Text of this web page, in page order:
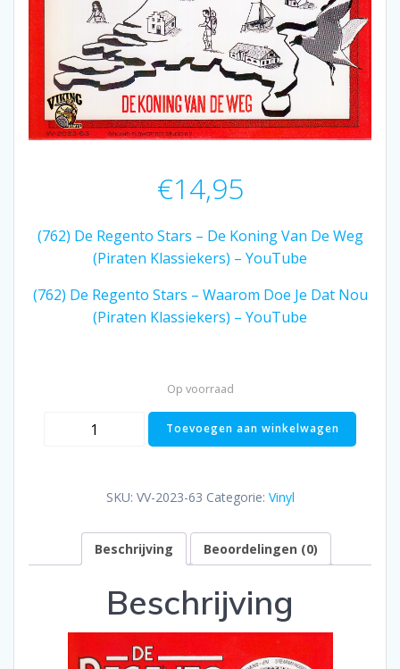
€14,95
(762) De Regento Stars – De Koning Van De Weg
(Piraten Klassiekers) – YouTube
(762) De Regento Stars – Waarom Doe Je Dat Nou
(Piraten Klassiekers) – YouTube
Op voorraad
,
Waarom
Doe
dat
Nou
/
De
Toevoegen aan winkelwagen
SKU: VV-2023-63 Categorie: Vinyl
Beschrijving Beoordelingen (0)
Beschrijving